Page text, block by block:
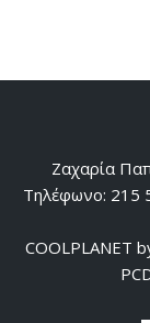
Ζαχαρία
Τηλέφωνο: 215
COOLPLANET